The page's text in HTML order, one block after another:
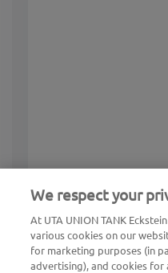
We respect your
At UTA UNION TANK
various cookies on our
for marketing purposes (in
advertising), and cookies for